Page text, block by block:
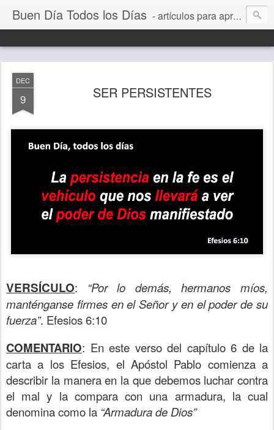
Buen Día Todos los Días - artículos para aprender a vivir mejor, un día a la vez. Por Juan C Quintero
DEC
9 SER PERSISTENTES
VERSÍCULO: “Por lo demás, hermanos míos,
manténganse firmes en el Señor y en el poder de su
fuerza”. Efesios 6:10
COMENTARIO: En este verso del capítulo 6 de la
carta a los Efesios, el Apóstol Pablo comienza a
describir la manera en la que debemos luchar contra
el mal y la compara con una armadura, la cual
denomina como la “Armadura de Dios”